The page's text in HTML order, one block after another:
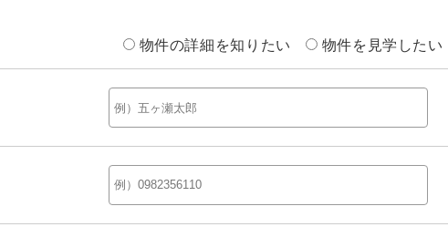
物件の詳細を知りたい 物件を見学したい